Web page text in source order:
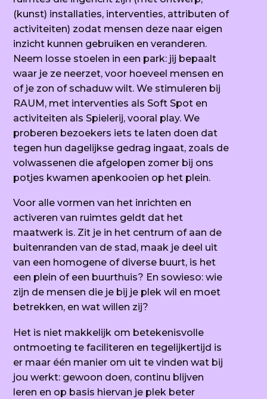
(kunst) installaties, interventies, attributen of
activiteiten) zodat mensen deze naar eigen
inzicht kunnen gebruiken en veranderen.
Neem losse stoelen in een park: jij bepaalt
waar je ze neerzet, voor hoeveel mensen en
of je zon of schaduw wilt. We stimuleren bij
RAUM, met interventies als Soft Spot en
activiteiten als Spielerij, vooral play. We
proberen bezoekers iets te laten doen dat
tegen hun dagelijkse gedrag ingaat, zoals de
volwassenen die afgelopen zomer bij ons
potjes kwamen apenkooien op het plein.
Voor alle vormen van het inrichten en
activeren van ruimtes geldt dat het
maatwerk is. Zit je in het centrum of aan de
buitenranden van de stad, maak je deel uit
van een homogene of diverse buurt, is het
een plein of een buurthuis? En sowieso: wie
zijn de mensen die je bij je plek wil en moet
betrekken, en wat willen zij?
Het is niet makkelijk om betekenisvolle
ontmoeting te faciliteren en tegelijkertijd is
er maar één manier om uit te vinden wat bij
jou werkt: gewoon doen, continu blijven
leren en op basis hiervan je plek beter